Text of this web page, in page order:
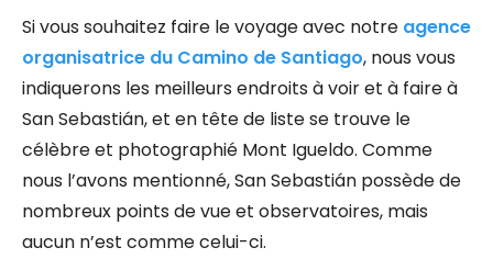
Si vous souhaitez faire le voyage avec notre agence
organisatrice du Camino de Santiago, nous vous
indiquerons les meilleurs endroits à voir et à faire à
San Sebastián, et en tête de liste se trouve le
célèbre et photographié Mont Igueldo. Comme
nous l’avons mentionné, San Sebastián possède de
nombreux points de vue et observatoires, mais
aucun n’est comme celui-ci.